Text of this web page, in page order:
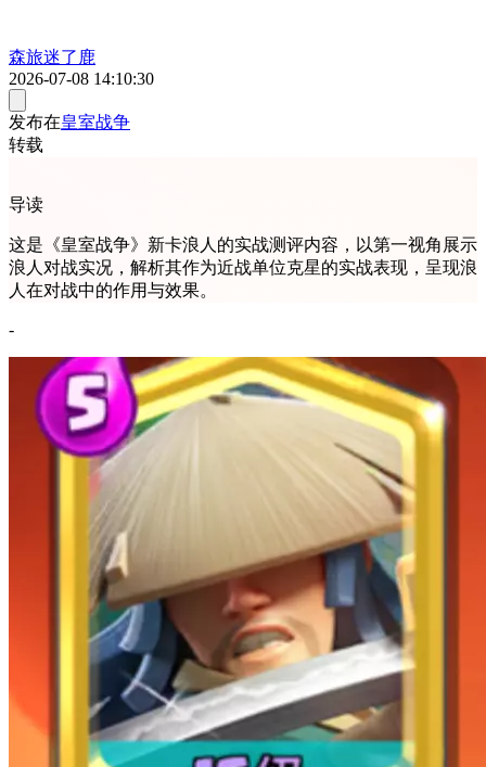
森旅迷了鹿
2026-07-08 14:10:30
发布在皇室战争
转载
导读
这是《皇室战争》新卡浪人的实战测评内容，以第一视角展示
浪人对战实况，解析其作为近战单位克星的实战表现，呈现浪
人在对战中的作用与效果。
-